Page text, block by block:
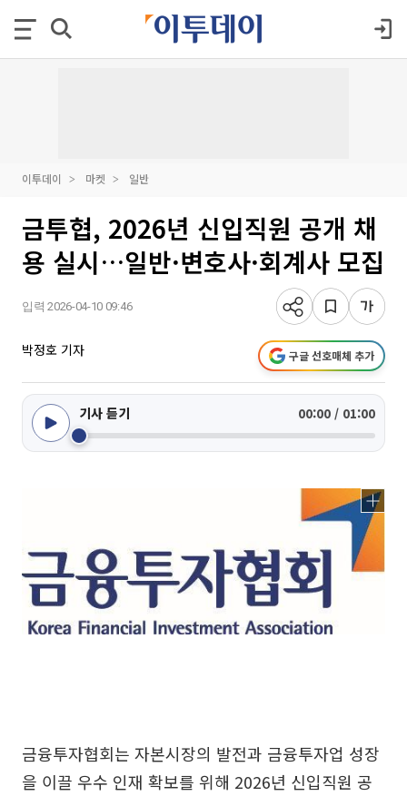
이투데이 마켓 일반
금투협, 2026년 신입직원 공개 채
용 실시…일반·변호사·회계사 모집
입력 2026-04-10 09:46
박정호 기자 구글 선호매체 추가
기사 듣기 00:00 / 01:00
금융투자협회는 자본시장의 발전과 금융투자업 성장
을 이끌 우수 인재 확보를 위해 2026년 신입직원 공